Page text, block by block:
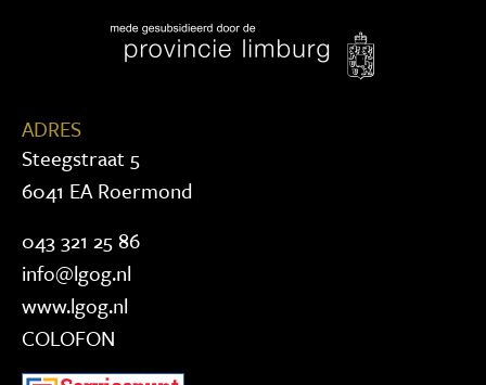
ADRES
Steegstraat 5
6041 EA Roermond
043 321 25 86
info@lgog.nl
www.lgog.nl
COLOFON